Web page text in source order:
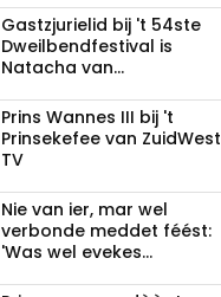
Gastzjurielid bij 't 54ste
Dweilbendfestival is
Natacha van...
Prins Wannes III bij 't
Prinsekefee van ZuidWest
TV
Nie van ier, mar wel
verbonde meddet féést:
'Was wel evekes...